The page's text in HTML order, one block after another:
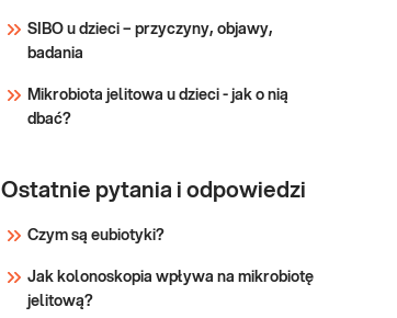
SIBO u dzieci – przyczyny, objawy,
badania
Mikrobiota jelitowa u dzieci - jak o nią
dbać?
Ostatnie pytania i odpowiedzi
Czym są eubiotyki?
Jak kolonoskopia wpływa na mikrobiotę
jelitową?